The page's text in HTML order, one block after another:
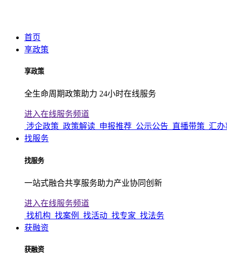
首页
享政策
享政策
全生命周期政策助力 24小时在线服务
进入在线服务频道
涉企政策 政策解读 申报推荐 公示公告 直播带策 汇办
找服务
找服务
一站式融合共享服务助力产业协同创新
进入在线服务频道
找机构 找案例 找活动 找专家 找法务
获融资
获融资